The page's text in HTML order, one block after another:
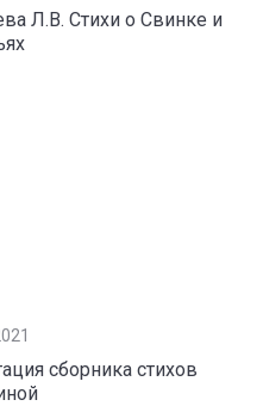
Л.В. Стихи о Свинке и
сборника стихов